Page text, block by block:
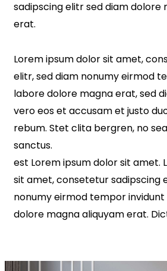
sadipscing elitr sed diam dolore
erat.
Lorem ipsum dolor sit amet,
elitr, sed diam nonumy eirmod
labore dolore magna erat, sed
vero eos et accusam et justo
rebum. Stet clita bergren, no
sanctus.
est Lorem ipsum dolor sit amet.
sit amet, consetetur sadipscing
nonumy eirmod tempor
dolore magna aliquyam erat.